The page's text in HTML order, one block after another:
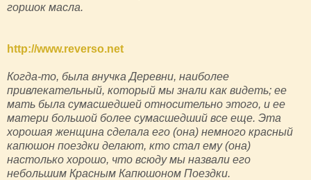
горшок масла.
http://www.reverso.net
Когда-то, была внучка Деревни, наиболее
привлекательный, который мы знали как видеть; ее
мать была сумасшедшей относительно этого, и ее
матери большой более сумасшедший все еще. Эта
хорошая женщина сделала его (она) немного красный
капюшон поездки делают, кто стал ему (она)
настолько хорошо, что всюду мы назвали его
небольшим Красным Капюшоном Поездки.